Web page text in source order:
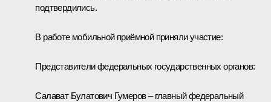
подтвердились.
В работе мобильной приёмной приняли участие:
Представители федеральных государственных органов:
Салават Булатович Гумеров – главный федеральный